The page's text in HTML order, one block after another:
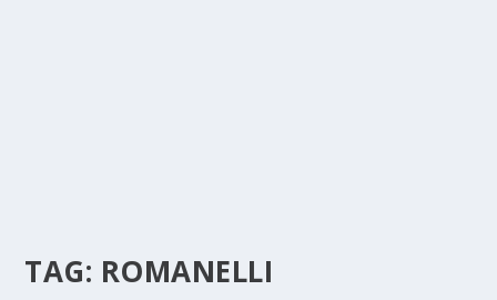
TAG: ROMANELLI